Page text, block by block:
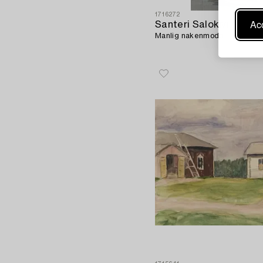
1716272
Santeri Salokivi
Manlig nakenmodell.